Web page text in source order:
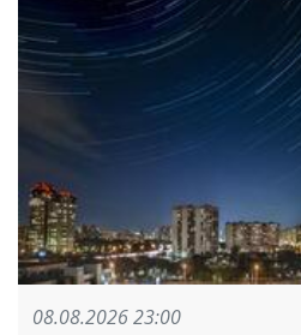
08.08.2026 23:00